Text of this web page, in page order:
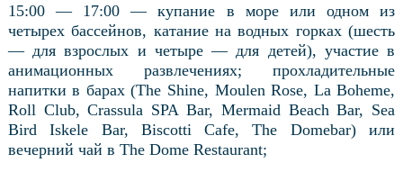
15:00 — 17:00 — купание в море или одном из
четырех бассейнов, катание на водных горках (шесть
— для взрослых и четыре — для детей), участие в
анимационных развлечениях; прохладительные
напитки в барах (The Shine, Moulen Rose, La Boheme,
Roll Club, Crassula SPA Bar, Mermaid Beach Bar, Sea
Bird Iskele Bar, Biscotti Cafe, The Domebar) или
вечерний чай в The Dome Restaurant;